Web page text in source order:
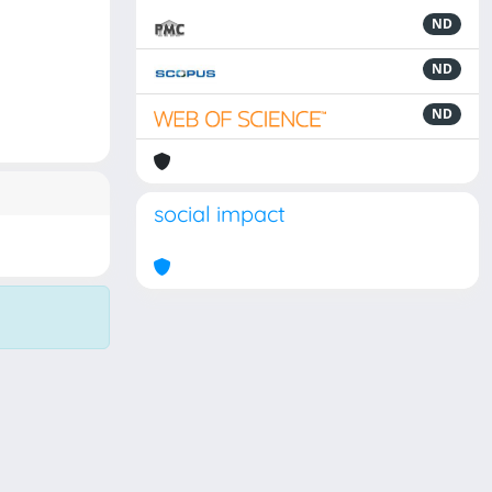
ND
ND
ND
social impact